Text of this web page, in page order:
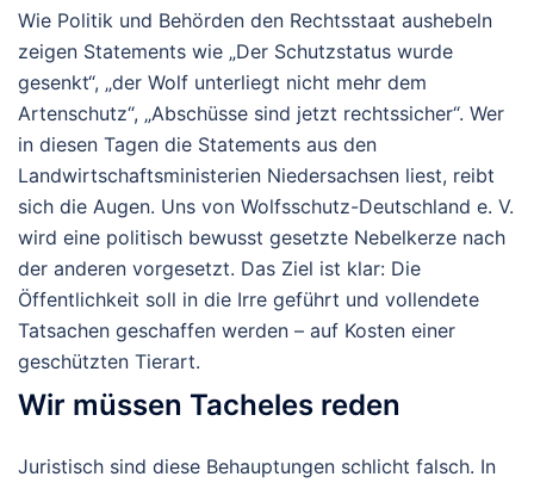
Wie Politik und Behörden den Rechtsstaat aushebeln
zeigen Statements wie „Der Schutzstatus wurde
gesenkt“, „der Wolf unterliegt nicht mehr dem
Artenschutz“, „Abschüsse sind jetzt rechtssicher“. Wer
in diesen Tagen die Statements aus den
Landwirtschaftsministerien Niedersachsen liest, reibt
sich die Augen. Uns von Wolfsschutz-Deutschland e. V.
wird eine politisch bewusst gesetzte Nebelkerze nach
der anderen vorgesetzt. Das Ziel ist klar: Die
Öffentlichkeit soll in die Irre geführt und vollendete
Tatsachen geschaffen werden – auf Kosten einer
geschützten Tierart.
Wir müssen Tacheles reden
Juristisch sind diese Behauptungen schlicht falsch. In